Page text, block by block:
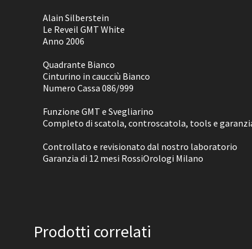
Alain Silberstein
Le Reveil GMT White
Anno 2006
Quadrante Bianco
Cinturino in caucciù Bianco
Numero Cassa 086/999
Funzione GMT e Svegliarino
Completo di scatola, controscatola, tools e
Controllato e revisionato dal nostro laboratorio
Garanzia di 12 mesi RossiOrologi Milano
Prodotti correlati